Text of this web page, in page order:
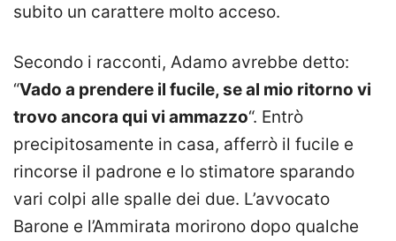
subito un carattere molto acceso.
Secondo i racconti, Adamo avrebbe detto:
“Vado a prendere il fucile, se al mio ritorno vi
trovo ancora qui vi ammazzo“. Entrò
precipitosamente in casa, afferrò il fucile e
rincorse il padrone e lo stimatore sparando
vari colpi alle spalle dei due. L’avvocato
Barone e l’Ammirata morirono dopo qualche